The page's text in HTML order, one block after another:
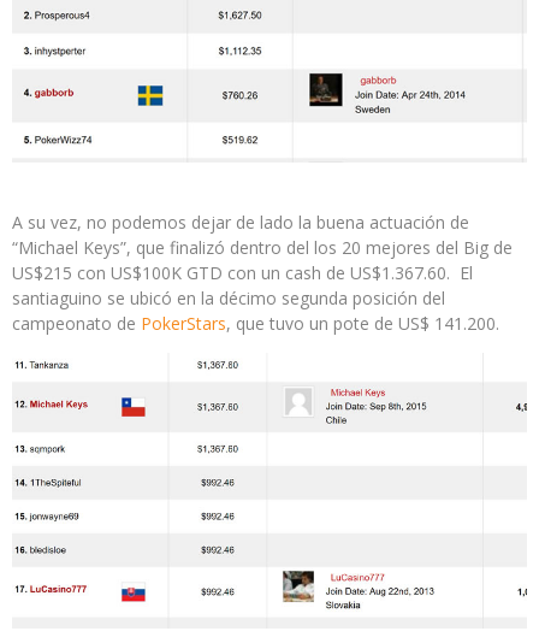
A su vez, no podemos dejar de lado la buena actuación de
“Michael Keys”, que finalizó dentro del los 20 mejores del Big de
US$215 con US$100K GTD con un cash de US$1.367.60. El
santiaguino se ubicó en la décimo segunda posición del
campeonato de PokerStars, que tuvo un pote de US$ 141.200.